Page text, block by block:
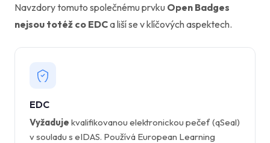
Navzdory tomuto společnému prvku Open Badges
nejsou totéž co EDCa liší se v klíčových aspektech.
EDC
Vyžaduje kvalifikovanou elektronickou pečeť (qSeal)
v souladu s eIDAS. Používá European Learning